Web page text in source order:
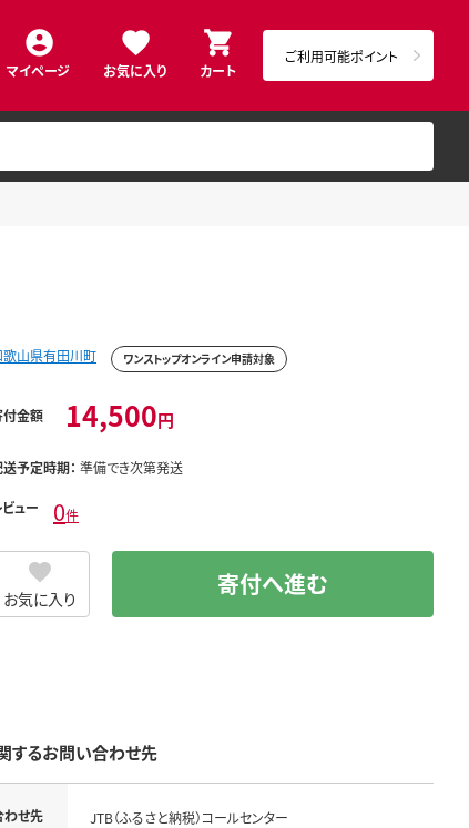
マイページ お気に入り カート
ご利用可能ポイント
歌山県有田川町 ワンストップオンライン申請対象
付金額 14,500円
予定時期： 準備でき次第発送
ビュー 0件
お気に入り 寄付へ進む
するお問い合わせ先
わせ先 JTB（ふるさと納税）コールセンター